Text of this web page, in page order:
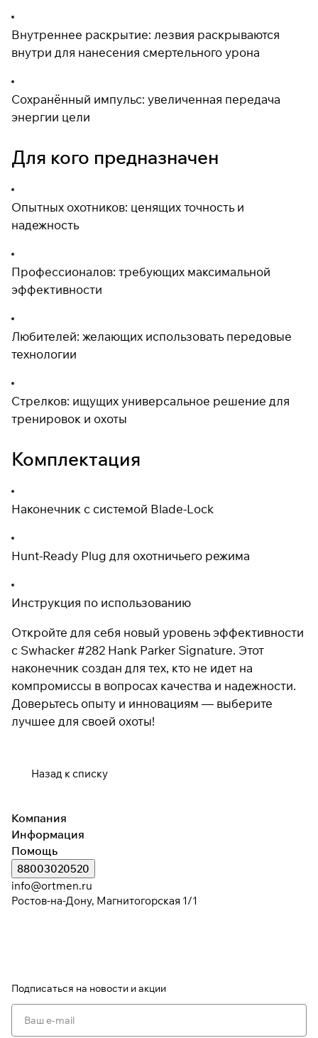
Внутреннее раскрытие: лезвия раскрываются
внутри для нанесения смертельного урона
Сохранённый импульс: увеличенная передача
энергии цели
Для кого предназначен
Опытных охотников: ценящих точность и
надежность
Профессионалов: требующих максимальной
эффективности
Любителей: желающих использовать передовые
технологии
Стрелков: ищущих универсальное решение для
тренировок и охоты
Комплектация
Наконечник с системой Blade-Lock
Hunt-Ready Plug для охотничьего режима
Инструкция по использованию
Откройте для себя новый уровень эффективности
с Swhacker #282 Hank Parker Signature. Этот
наконечник создан для тех, кто не идет на
компромиссы в вопросах качества и надежности.
Доверьтесь опыту и инновациям — выберите
лучшее для своей охоты!
Назад к списку
Компания
Информация
Помощь
88003020520
info@ortmen.ru
Ростов-на-Дону, Магнитогорская 1/1
Подписаться на новости и акции